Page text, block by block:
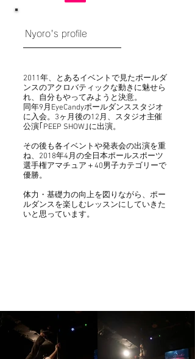
Nyoro's profile
2011年、とあるイベントで見たポールダ
ンスのアクロバティックな動きに魅せら
れ、自分もやってみようと決意。
同年9月EyeCandyポールダンススタジオ
に入会。3ヶ月後の12月、スタジオ主催
公演｢PEEP SHOW｣に出演。
その後も各イベントや発表会の出演を重
ね、2018年4月の全日本ポールスポーツ
選手権アマチュア＋40男子カテゴリーで
優勝。
体力・基礎力の向上を図りながら、ポー
ルダンスを楽しむレッスンにしていきた
いと思っています。